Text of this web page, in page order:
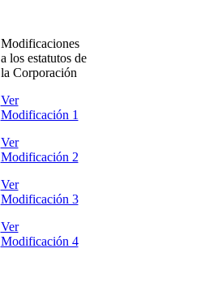
Modificaciones
a los estatutos de
la Corporación
Ver
Modificación 1
Ver
Modificación 2
Ver
Modificación 3
Ver
Modificación 4